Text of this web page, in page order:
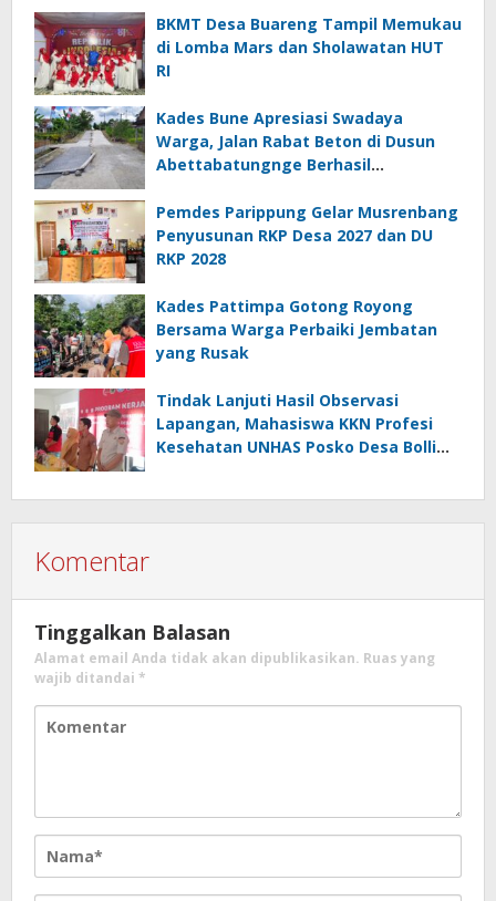
BKMT Desa Buareng Tampil Memukau
di Lomba Mars dan Sholawatan HUT
RI
Kades Bune Apresiasi Swadaya
Warga, Jalan Rabat Beton di Dusun
Abettabatungnge Berhasil
Pemdes Parippung Gelar Musrenbang
Penyusunan RKP Desa 2027 dan DU
RKP 2028
Kades Pattimpa Gotong Royong
Bersama Warga Perbaiki Jembatan
yang Rusak
Tindak Lanjuti Hasil Observasi
Lapangan, Mahasiswa KKN Profesi
Kesehatan UNHAS Posko Desa Bolli
Komentar
Tinggalkan Balasan
Alamat email Anda tidak akan dipublikasikan. Ruas yang
wajib ditandai *